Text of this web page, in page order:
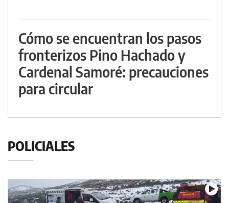
Cómo se encuentran los pasos
fronterizos Pino Hachado y
Cardenal Samoré: precauciones
para circular
POLICIALES